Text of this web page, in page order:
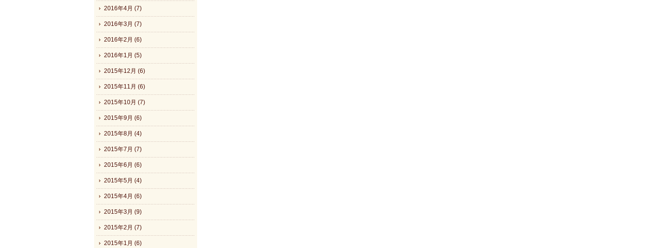
2016年4月 (7)
2016年3月 (7)
2016年2月 (6)
2016年1月 (5)
2015年12月 (6)
2015年11月 (6)
2015年10月 (7)
2015年9月 (6)
2015年8月 (4)
2015年7月 (7)
2015年6月 (6)
2015年5月 (4)
2015年4月 (6)
2015年3月 (9)
2015年2月 (7)
2015年1月 (6)